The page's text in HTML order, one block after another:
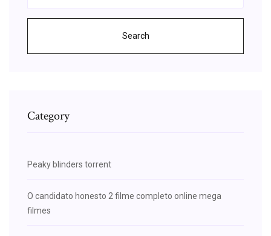
Search
Category
Peaky blinders torrent
O candidato honesto 2 filme completo online mega
filmes